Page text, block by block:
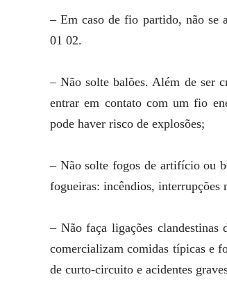
– Em caso de fio partido, não se
01 02.
– Não solte balões. Além de ser
entrar em contato com um fio
pode haver risco de explosões;
– Não solte fogos de artifício ou
fogueiras: incêndios, interrupções
– Não faça ligações clandestinas
comercializam comidas típicas e
de curto-circuito e acidentes